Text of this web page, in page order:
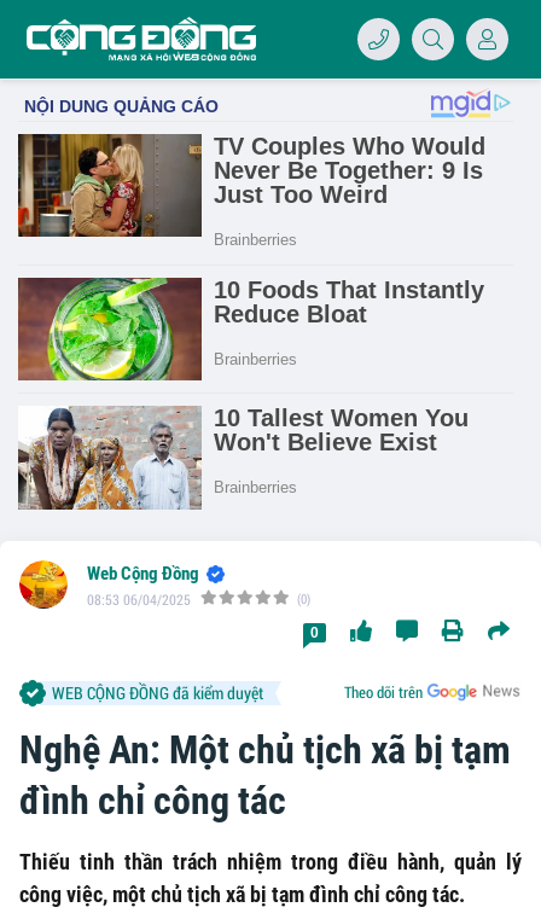
Nghệ An: Một chủ tịch xã bị tạm
đình chỉ công tác
Thiếu tinh thần trách nhiệm trong điều hành, quản lý
công việc, một chủ tịch xã bị tạm đình chỉ công tác.
Web Cộng Đồng
08:53 06/04/2025 (0)
0
Theo dõi trên
WEB CỘNG ĐỒNG đã kiểm duyệt
07/LOGO-